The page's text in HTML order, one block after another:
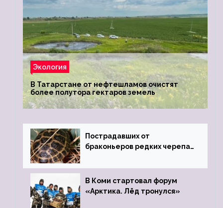
Экология
В Татарстане от нефтешламов очистят
более полутора гектаров земель
Пострадавших от
браконьеров редких черепах
зоопарк
В Коми стартовал форум
«Арктика. Лёд тронулся»